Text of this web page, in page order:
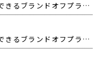
【最大90％OFF‼️熊本県で行列のできるブランドオフプライス POPUP開催❗️】
【最大90％OFF‼️兵庫県で行列のできるブランドオフプライス POPUP開催❗️】